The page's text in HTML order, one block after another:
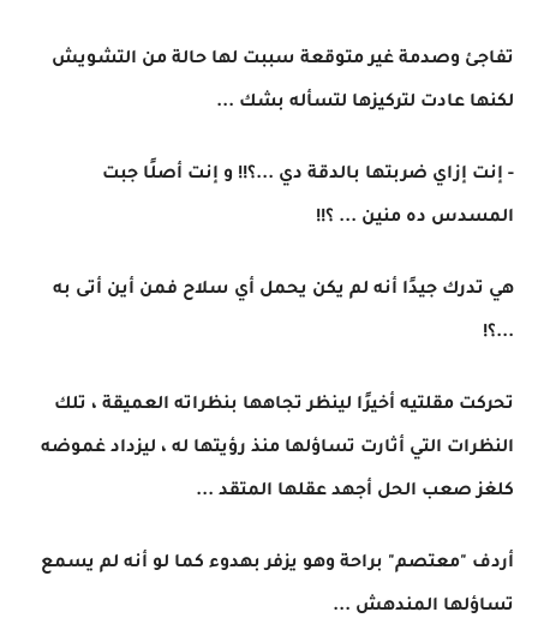
تفاجئ وصدمة غير متوقعة سببت لها حالة من التشويش
لكنها عادت لتركيزها لتسأله بشك ...
- إنت إزاي ضربتها بالدقة دي ...؟!! و إنت أصلًا جبت
المسدس ده منين ... ؟!!
هي تدرك جيدًا أنه لم يكن يحمل أي سلاح فمن أين أتى به
...؟!
تحركت مقلتيه أخيرًا لينظر تجاهها بنظراته العميقة ، تلك
النظرات التي أثارت تساؤلها منذ رؤيتها له ، ليزداد غموضه
كلغز صعب الحل أجهد عقلها المتقد ...
أردف "معتصم" براحة وهو يزفر بهدوء كما لو أنه لم يسمع
تساؤلها المندهش ...